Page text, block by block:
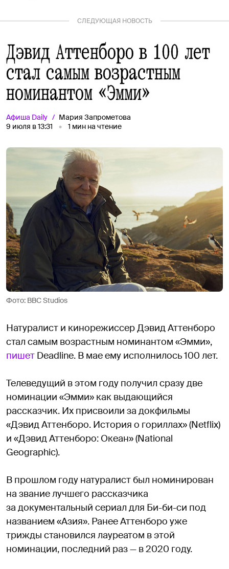
СЛЕДУЮЩАЯ НОВОСТЬ
Дэвид Аттенборо в 100 лет
стал самым возрастным
номинантом «Эмми»
Афиша Daily
Мария Запрометова
9 июля в 13:31
1 мин на чтение
Фото: BBC Studios
Натуралист и кинорежиссер Дэвид Аттенборо
стал самым возрастным номинантом «Эмми»,
пишет Deadline. В мае ему исполнилось 100 лет.
Телеведущий в этом году получил сразу две
номинации «Эмми» как выдающийся
рассказчик. Их присвоили за докфильмы
«Дэвид Аттенборо. История о гориллах» (Netflix)
и «Дэвид Аттенборо: Океан» (National
Geographic).
В прошлом году натуралист был номинирован
на звание лучшего рассказчика
за документальный сериал для Би-би-си под
названием «Азия». Ранее Аттенборо уже
трижды становился лауреатом в этой
номинации, последний раз — в 2020 году.